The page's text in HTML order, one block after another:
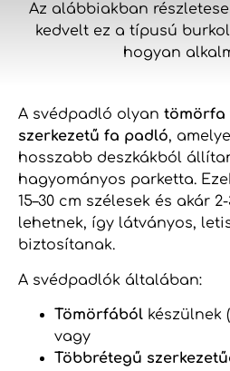
Az alábbiakban
kedvelt ez a típusú
hogyan
A svédpadló olyan tömörfa
szerkezetű fa padló,
hosszabb deszkákból
hagyományos parketta.
15–30 cm szélesek és akár
lehetnek, így látványos,
biztosítanak.
A svédpadlók általában:
Tömörfából készülnek
vagy
Többrétegű